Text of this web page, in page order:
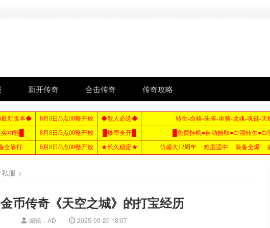
新开传奇 合击传奇 传奇攻略
服 >
币传奇《天空之城》的打宝经历
编辑：AD 2025-09-20 18:07